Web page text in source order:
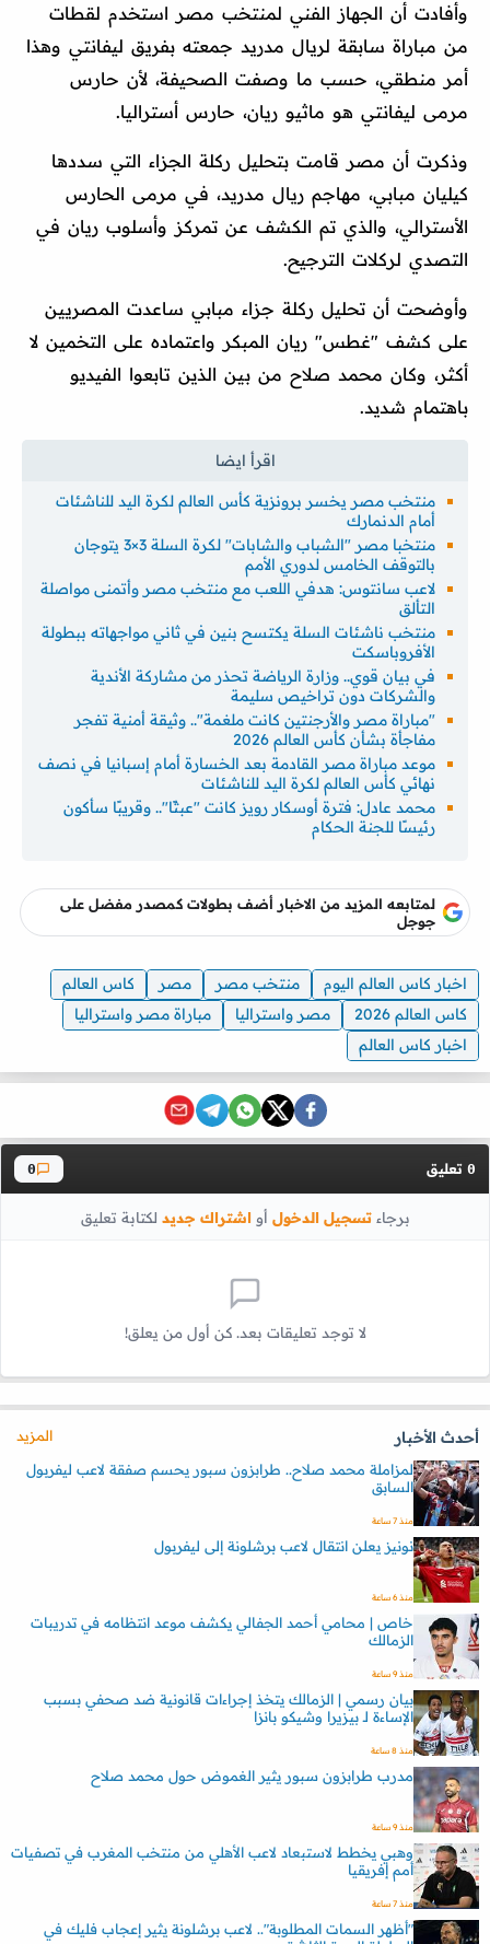
وأفادت أن الجهاز الفني لمنتخب مصر استخدم لقطات
من مباراة سابقة لريال مدريد جمعته بفريق ليفانتي وهذا
أمر منطقي، حسب ما وصفت الصحيفة، لأن حارس
مرمى ليفانتي هو ماثيو ريان، حارس أستراليا.
وذكرت أن مصر قامت بتحليل ركلة الجزاء التي سددها
كيليان مبابي، مهاجم ريال مدريد، في مرمى الحارس
الأسترالي، والذي تم الكشف عن تمركز وأسلوب ريان في
التصدي لركلات الترجيح.
وأوضحت أن تحليل ركلة جزاء مبابي ساعدت المصريين
على كشف "غطس" ريان المبكر واعتماده على التخمين لا
أكثر، وكان محمد صلاح من بين الذين تابعوا الفيديو
باهتمام شديد.
منتخب مصر يخسر برونزية كأس العالم لكرة اليد للناشئات
أمام الدنمارك
منتخبا مصر "الشباب والشابات" لكرة السلة 3×3 يتوجان
بالتوقف الخامس لدوري الأمم
لاعب سانتوس: هدفي اللعب مع منتخب مصر وأتمنى مواصلة
التألق
منتخب ناشئات السلة يكتسح بنين في ثاني مواجهاته ببطولة
الأفروباسكت
في بيان قوي.. وزارة الرياضة تحذر من مشاركة الأندية
والشركات دون تراخيص سليمة
"مباراة مصر والأرجنتين كانت ملغمة".. وثيقة أمنية تفجر
مفاجأة بشأن كأس العالم 2026
موعد مباراة مصر القادمة بعد الخسارة أمام إسبانيا في نصف
نهائي كأس العالم لكرة اليد للناشئات
محمد عادل: فترة أوسكار رويز كانت "عبثًا".. وقريبًا سأكون
رئيسًا للجنة الحكام
لمتابعه المزيد من الاخبار أضف بطولات كمصدر مفضل على
جوجل
اخبار كاس العالم اليوم منتخب مصر مصر
كاس العالم
كاس العالم 2026
مصر واستراليا
مباراة مصر واستراليا
اخبار كاس العالم
0 تعليق 0
برجاءتسجيل الدخول أواشتراك جديد لكتابة تعليق
لا توجد تعليقات بعد. كن أول من يعلق!
أحدث الأخبار
المزيد
لمزاملة محمد صلاح.. طرابزون سبور يحسم صفقة لاعب ليفربول
السابق
منذ 7 ساعة
نونيز يعلن انتقال لاعب برشلونة إلى ليفربول
منذ 6 ساعة
خاص | محامي أحمد الجفالي يكشف موعد انتظامه في تدريبات
الزمالك
منذ 9 ساعة
بيان رسمي | الزمالك يتخذ إجراءات قانونية ضد صحفي بسبب
الإساءة لـ بيزيرا وشيكو بانزا
منذ 8 ساعة
مدرب طرابزون سبور يثير الغموض حول محمد صلاح
منذ 9 ساعة
وهبي يخطط لاستبعاد لاعب الأهلي من منتخب المغرب في تصفيات
أمم إفريقيا
منذ 7 ساعة
"أظهر السمات المطلوبة".. لاعب برشلونة يثير إعجاب فليك في